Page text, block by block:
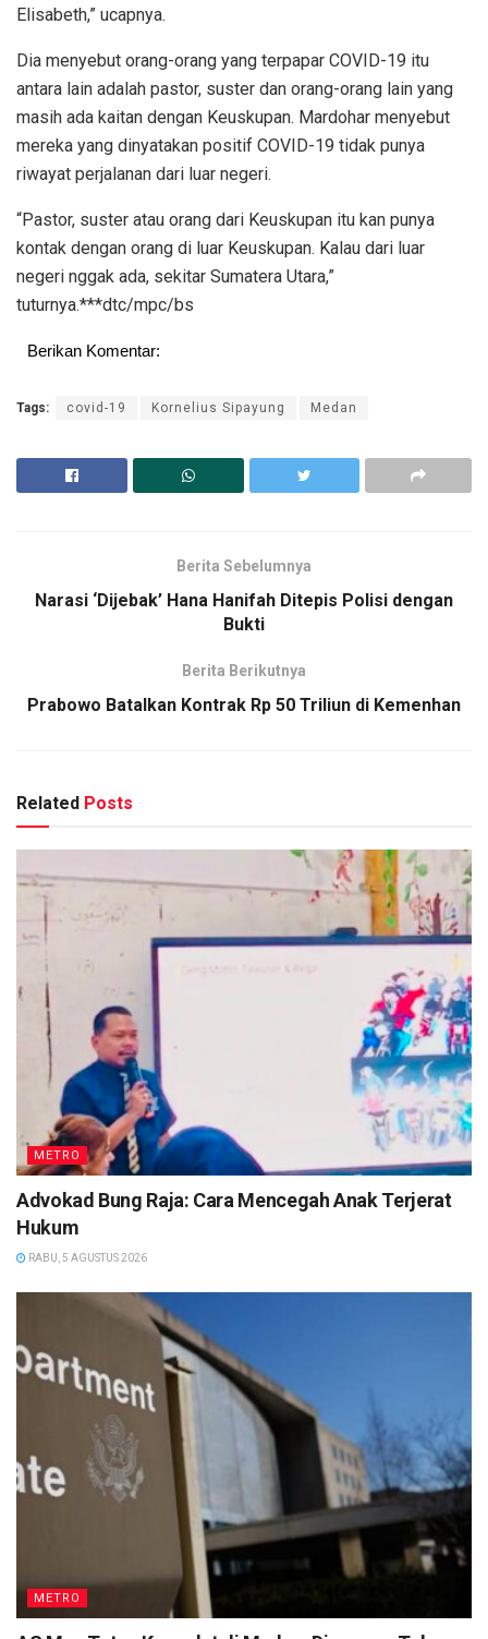
Elisabeth,” ucapnya.
Dia menyebut orang-orang yang terpapar COVID-19 itu
antara lain adalah pastor, suster dan orang-orang lain yang
masih ada kaitan dengan Keuskupan. Mardohar menyebut
mereka yang dinyatakan positif COVID-19 tidak punya
riwayat perjalanan dari luar negeri.
“Pastor, suster atau orang dari Keuskupan itu kan punya
kontak dengan orang di luar Keuskupan. Kalau dari luar
negeri nggak ada, sekitar Sumatera Utara,”
tuturnya.***dtc/mpc/bs
Berikan Komentar:
Tags: covid-19 Kornelius Sipayung Medan
Berita Sebelumnya
Narasi ‘Dijebak’ Hana Hanifah Ditepis Polisi dengan
Bukti
Berita Berikutnya
Prabowo Batalkan Kontrak Rp 50 Triliun di Kemenhan
Related Posts
METRO
Advokad Bung Raja: Cara Mencegah Anak Terjerat
Hukum
RABU, 5 AGUSTUS 2026
METRO